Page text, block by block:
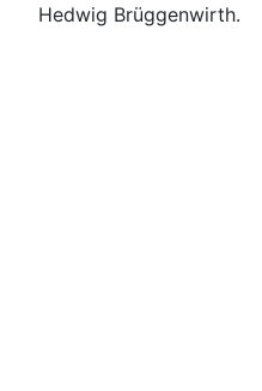
Hedwig Brüggenwirth.